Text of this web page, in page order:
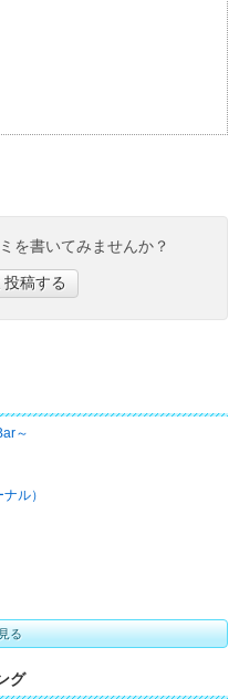
カリビアンカフェ）>」おす
を書いてみませんか？
稿する
～
ル）
る
グ